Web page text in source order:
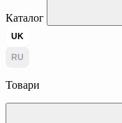
Каталог
UK
RU
Товари